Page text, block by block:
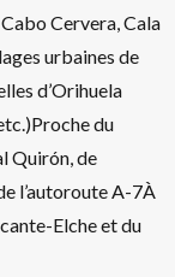
Cervera, Cala
urbaines de
d’Orihuela
du
Quirón, de
l’autoroute A-7À
Elche et du